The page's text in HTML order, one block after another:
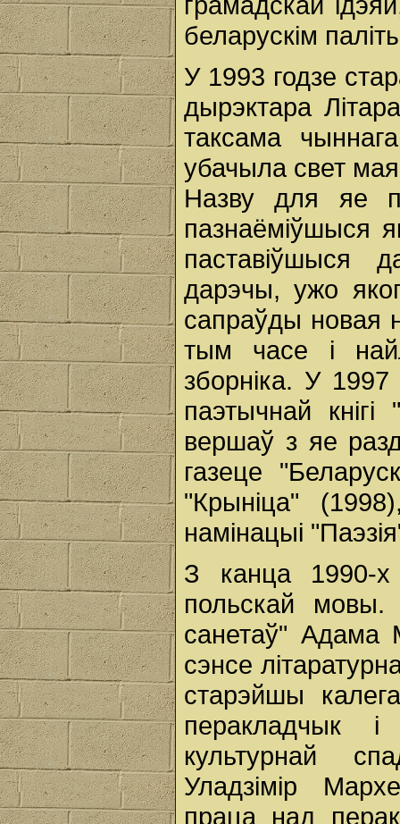
беларускім
У 1993 годзе
дырэктара
таксама
убачыла свет мая
Назву для яе
пазнаёміўшыся
паставіўшыся
дарэчы, ужо
сапраўды новая
тым часе і
зборніка. У
паэтычнай
вершаў з яе
газеце
"Крыніца"
намінацыі
З канца 1990-х
польскай мовы.
санетаў" Адама
сэнсе
старэйшы
перакладчык
культурнай
Уладзімір
праца над